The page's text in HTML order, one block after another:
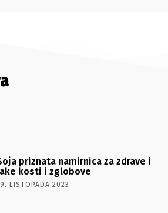
priznata namirnica za zdrave i
kosti i zglobove
LISTOPADA 2023.